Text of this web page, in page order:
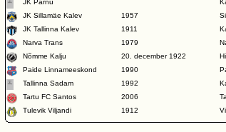
JK Pärnu
JK Sillamäe Kalev
1957
JK Tallinna Kalev
1911
Narva Trans
1979
Nõmme Kalju
20. december 1922
Paide Linnameeskond
1990
Tallinna Sadam
1992
Tartu FC Santos
2006
Tulevik Viljandi
1912